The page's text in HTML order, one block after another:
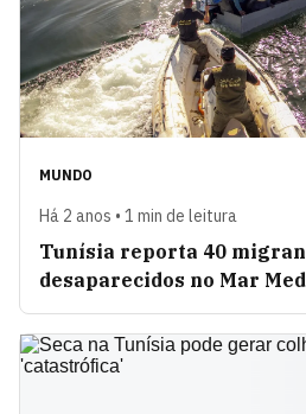
MUNDO
Há 2 anos • 1 min de leitura
Tunísia reporta 40
desaparecidos no Mar